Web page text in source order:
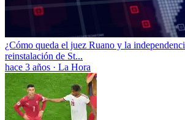
¿Cómo queda el juez Ruano y la
reinstalación de St...
hace 3 años · La Hora